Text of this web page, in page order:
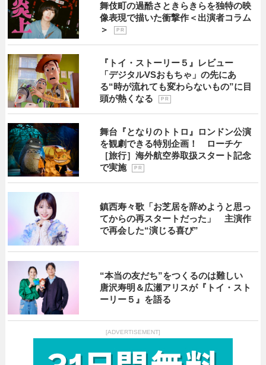
舞伎町の過酷さときらきらを独特の映
像表現で描いた衝撃作＜出演者コラム
＞
P R
『トイ・ストーリー５』レビュー
「デジタルVSおもちゃ」の先にあ
る“時が流れても変わらないもの”に目
頭が熱くなる
P R
舞台『となりのトトロ』ロンドン公演
を観劇できる特別企画！ ローチケ
［旅行］海外航空券取扱スタート記念
で実施
P R
鎮西寿々歌「お芝居を辞めようと思っ
てからの再スタートだった」 主演作
で再会した“演じる喜び”
“本当の友だち”をつくるのは難しい
唐沢寿明＆広瀬アリスが『トイ・スト
ーリー５』を語る
[ADVERTISEMENT]